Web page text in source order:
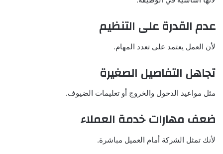
عدم القدرة على التنظيم
لأن العمل يعتمد على تعدد المهام.
تجاهل التفاصيل الصغيرة
مثل مواعيد الدخول والخروج أو تعليمات الضيوف.
ضعف مهارات خدمة العملاء
لأنك تمثل الشركة أمام العميل مباشرة.